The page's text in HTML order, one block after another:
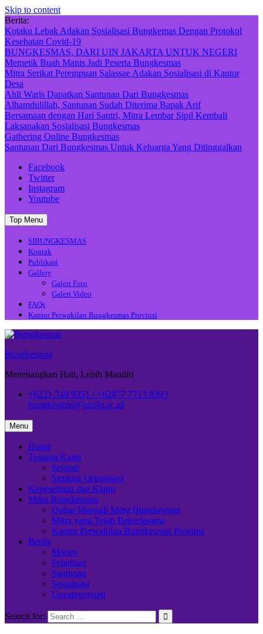
Skip to content
Berita:
Kotaku Lebak Adakan Sosialisasi Bungkemas Dengan Protokol
Kesehatan Covid-19
BUNGKESMAS, DARI UIN JAKARTA UNTUK NEGERI
Memetik Buah Manis Jadi Peserta Bungkesmas
Mitra Serikat Perempuan Salassae Adakan Sosialisasi di Kantor
Desa
Ahli Waris Dapatkan Santunan Dari Bungkesmas
Alhamdulillah, Santunan Sudah Diterima Bapak Arif
Bersamaan dengan Hari Santri, Mitra Lembar Sipil Kembali
Laksanakan Sosialisasi Bungkesmas
Gathering Online Bungkesmas
Santunan Dari Bungkesmas Untuk Keluarga Yang Ditinggalkan
Facebook
Twitter
Instagram
Youtube
Top Menu
SIBUNGKESMAS
Kontak
Publikasi
Gallery
Galeri Foto
Galeri Video
FAQs
Kantor Perwakilan Bungkesmas Provinsi
Bungkesmas
Menenangkan Hati, Lebih Mandiri
+6221 749 9351 / +62877 7713 8393
bungkesmas@uinjkt.ac.id
Menu
Home
Tentang Kami
Sejarah
Struktur Organisasi
Kepesertaan dan Klaim
Mitra Bungkesmas
Daftar Menjadi Mitra Bungkesmas
Mitra yang Telah Bekerjasama
Kantor Perwakilan Bungkesmas Provinsi
Berita
Monev
Pelatihan
Santunan
Sosialisasi
Uncategorized
Search for: